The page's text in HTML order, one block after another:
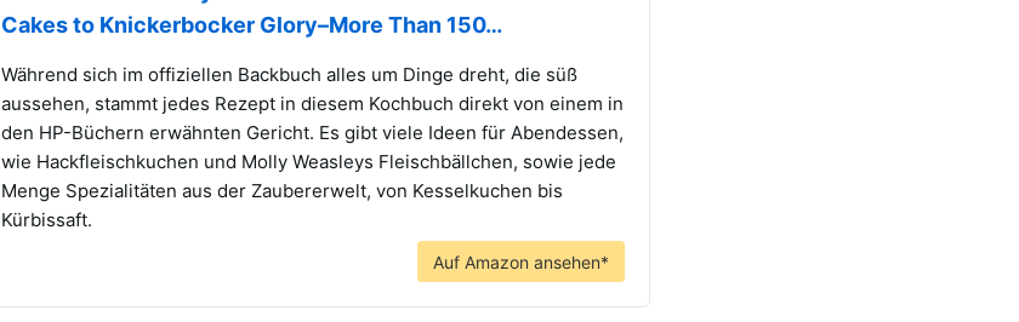
Cakes to Knickerbocker Glory–More Than 150…
Während sich im offiziellen Backbuch alles um Dinge dreht, die süß
aussehen, stammt jedes Rezept in diesem Kochbuch direkt von einem in
den HP-Büchern erwähnten Gericht. Es gibt viele Ideen für Abendessen,
wie Hackfleischkuchen und Molly Weasleys Fleischbällchen, sowie jede
Menge Spezialitäten aus der Zaubererwelt, von Kesselkuchen bis
Kürbissaft.
Auf Amazon ansehen*